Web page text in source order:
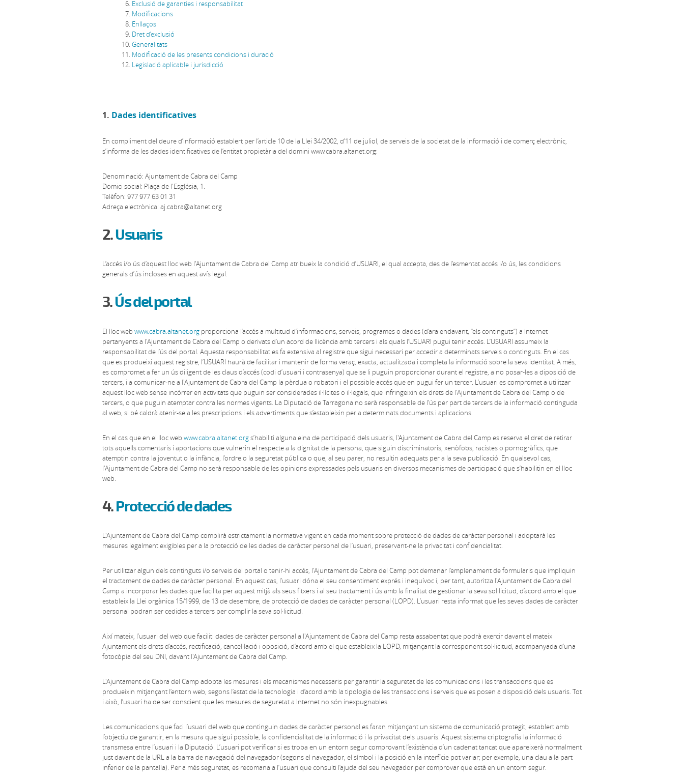
Exclusió de garanties i responsabilitat
Modificacions
Enllaços
Dret d’exclusió
Generalitats
Modificació de les presents condicions i duració
Legislació aplicable i jurisdicció
1. Dades identificatives
En compliment del deure d’informació establert per l’article 10 de la Llei 34/2002, d’11 de juliol, de serveis de la societat de la informació i de comerç electrònic,
s’informa de les dades identificatives de l’entitat propietària del domini www.cabra.altanet.org:
Denominació: Ajuntament de Cabra del Camp
Domici social: Plaça de l'Església, 1.
Telèfon: 977 977 63 01 31
Adreça electrònica: aj.cabra@altanet.org
2.Usuaris
L’accés i/o ús d’aquest lloc web l'Ajuntament de Cabra del Camp atribueix la condició d’USUARI, el qual accepta, des de l’esmentat accés i/o ús, les condicions
generals d’ús incloses en aquest avís legal.
3.Ús del portal
El lloc web www.cabra.altanet.org proporciona l’accés a multitud d’informacions, serveis, programes o dades (d’ara endavant, “els continguts”) a Internet
pertanyents a l'Ajuntament de Cabra del Camp o derivats d’un acord de llicència amb tercers i als quals l’USUARI pugui tenir accés. L’USUARI assumeix la
responsabilitat de l’ús del portal. Aquesta responsabilitat es fa extensiva al registre que sigui necessari per accedir a determinats serveis o continguts. En el cas
que es produeixi aquest registre, l’USUARI haurà de facilitar i mantenir de forma veraç, exacta, actualitzada i completa la informació sobre la seva identitat. A més,
es compromet a fer un ús diligent de les claus d’accés (codi d’usuari i contrasenya) que se li puguin proporcionar durant el registre, a no posar-les a diposició de
tercers, i a comunicar-ne a l'Ajuntament de Cabra del Camp la pèrdua o robatori i el possible accés que en pugui fer un tercer. L’usuari es compromet a utilitzar
aquest lloc web sense incórrer en activitats que puguin ser considerades il·lícites o il·legals, que infringeixin els drets de l'Ajuntament de Cabra del Camp o de
tercers, o que puguin atemptar contra les normes vigents. La Diputació de Tarragona no serà responsable de l’ús per part de tercers de la informació continguda
al web, si bé caldrà atenir-se a les prescripcions i els advertiments que s’estableixin per a determinats documents i aplicacions.
En el cas que en el lloc web www.cabra.altanet.orgs’habiliti alguna eina de participació dels usuaris, l'Ajuntament de Cabra del Camp es reserva el dret de retirar
tots aquells comentaris i aportacions que vulnerin el respecte a la dignitat de la persona, que siguin discriminatoris, xenòfobs, racistes o pornogràfics, que
atemptin contra la joventut o la infància, l’ordre o la seguretat pública o que, al seu parer, no resultin adequats per a la seva publicació. En qualsevol cas,
l'Ajuntament de Cabra del Camp no serà responsable de les opinions expressades pels usuaris en diversos mecanismes de participació que s’habilitin en el lloc
web.
4.Protecció de dades
L'Ajuntament de Cabra del Camp complirà estrictament la normativa vigent en cada moment sobre protecció de dades de caràcter personal i adoptarà les
mesures legalment exigibles per a la protecció de les dades de caràcter personal de l’usuari, preservant-ne la privacitat i confidencialitat.
Per utilitzar algun dels continguts i/o serveis del portal o tenir-hi accés, l'Ajuntament de Cabra del Camp pot demanar l’emplenament de formularis que impliquin
el tractament de dades de caràcter personal. En aquest cas, l’usuari dóna el seu consentiment exprés i inequívoc i, per tant, autoritza l'Ajuntament de Cabra del
Camp a incorporar les dades que facilita per aquest mitjà als seus fitxers i al seu tractament i ús amb la finalitat de gestionar la seva sol·licitud, d’acord amb el que
estableix la Llei orgànica 15/1999, de 13 de desembre, de protecció de dades de caràcter personal (LOPD). L’usuari resta informat que les seves dades de caràcter
personal podran ser cedides a tercers per complir la seva sol·licitud.
Així mateix, l’usuari del web que faciliti dades de caràcter personal a l'Ajuntament de Cabra del Camp resta assabentat que podrà exercir davant el mateix
Ajuntament els drets d’accés, rectificació, cancel·lació i oposició, d’acord amb el que estableix la LOPD, mitjançant la corresponent sol·licitud, acompanyada d’una
fotocòpia del seu DNI, davant l'Ajuntament de Cabra del Camp.
L'Ajuntament de Cabra del Camp adopta les mesures i els mecanismes necessaris per garantir la seguretat de les comunicacions i les transaccions que es
produeixin mitjançant l’entorn web, segons l’estat de la tecnologia i d’acord amb la tipologia de les transaccions i serveis que es posen a disposició dels usuaris. Tot
i això, l’usuari ha de ser conscient que les mesures de seguretat a Internet no són inexpugnables.
Les comunicacions que faci l’usuari del web que continguin dades de caràcter personal es faran mitjançant un sistema de comunicació protegit, establert amb
l’objectiu de garantir, en la mesura que sigui possible, la confidencialitat de la informació i la privacitat dels usuaris. Aquest sistema criptografia la informació
transmesa entre l’usuari i la Diputació. L’usuari pot verificar si es troba en un entorn segur comprovant l’existència d’un cadenat tancat que apareixerà normalment
just davant de la URL a la barra de navegació del navegador (segons el navegador, el símbol i la posició en la interfície pot variar; per exemple, una clau a la part
inferior de la pantalla). Per a més seguretat, es recomana a l’usuari que consulti l’ajuda del seu navegador per comprovar que està en un entorn segur.